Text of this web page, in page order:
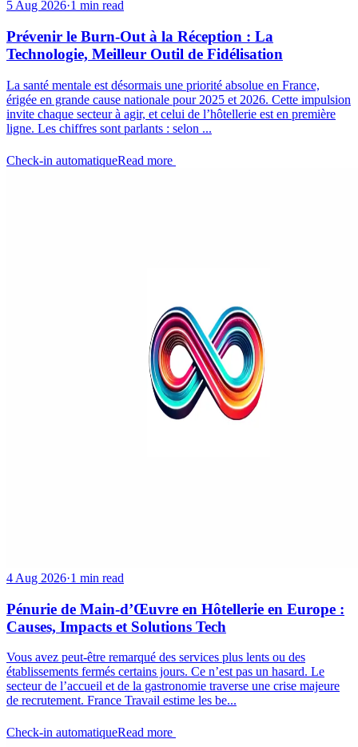
5 Aug 2026·1 min read
Prévenir le Burn-Out à la Réception : La
Technologie, Meilleur Outil de Fidélisation
La santé mentale est désormais une priorité absolue en France,
érigée en grande cause nationale pour 2025 et 2026. Cette impulsion
invite chaque secteur à agir, et celui de l’hôtellerie est en première
ligne. Les chiffres sont parlants : selon ...
Check-in automatiqueRead more
4 Aug 2026·1 min read
Pénurie de Main-d’Œuvre en Hôtellerie en Europe :
Causes, Impacts et Solutions Tech
Vous avez peut-être remarqué des services plus lents ou des
établissements fermés certains jours. Ce n’est pas un hasard. Le
secteur de l’accueil et de la gastronomie traverse une crise majeure
de recrutement. France Travail estime les be...
Check-in automatiqueRead more